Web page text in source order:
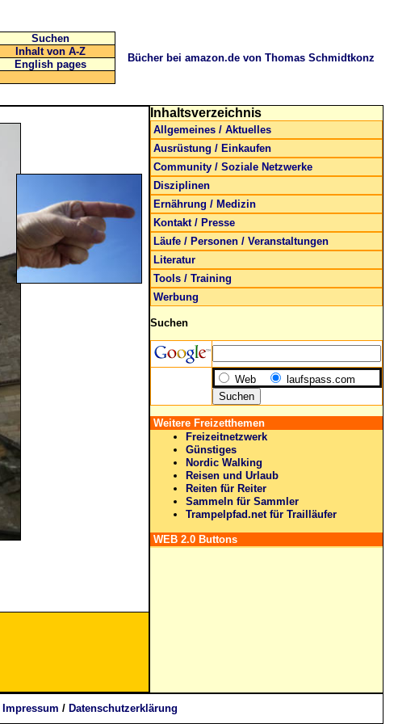
Suchen
Inhalt von A-Z
English pages
Bücher bei amazon.de von Thomas Schmidtkonz
Inhaltsverzeichnis
Allgemeines / Aktuelles
Ausrüstung / Einkaufen
Community / Soziale Netzwerke
Disziplinen
Ernährung / Medizin
Kontakt / Presse
Läufe / Personen / Veranstaltungen
Literatur
Tools / Training
Werbung
Suchen
Web laufspass.com
Weitere Freizetthemen
Freizeitnetzwerk
Günstiges
Nordic Walking
Reisen und Urlaub
Reiten für Reiter
Sammeln für Sammler
Trampelpfad.net für Trailläufer
WEB 2.0 Buttons
Impressum / Datenschutzerklärung